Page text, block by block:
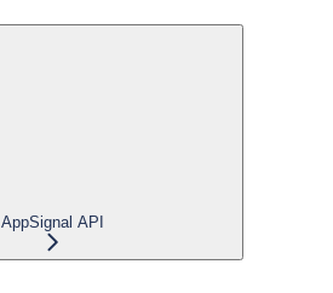
AppSignal API